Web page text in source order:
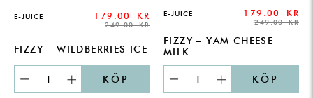
E-JUICE
249.00KR
179.00 KR
FIZZY – WILDBERRIES ICE
KÖP
E-JUICE
249.00KR
179.00 KR
FIZZY – YAM CHEESE
MILK
KÖP